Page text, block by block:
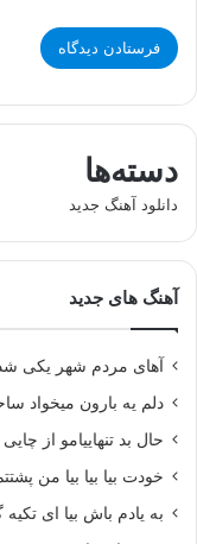
دسته‌ها
دانلود آهنگ جدید
آهنگ های جدید
آهای مردم شهر یکی
دلم یه بارون میخواد
حال بد تنهاییامو از
خودت بیا بیا بیا من
به یادم باش بیا ای